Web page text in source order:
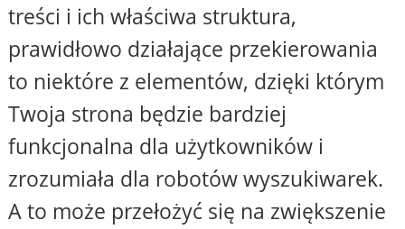
treści i ich właściwa struktura,
prawidłowo działające przekierowania
to niektóre z elementów, dzięki którym
Twoja strona będzie bardziej
funkcjonalna dla użytkowników i
zrozumiała dla robotów wyszukiwarek.
A to może przełożyć się na zwiększenie